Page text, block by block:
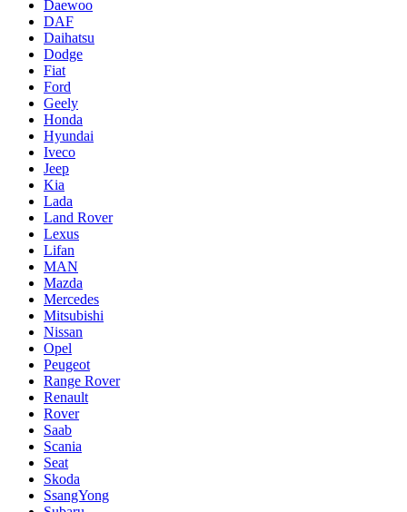
Daewoo
DAF
Daihatsu
Dodge
Fiat
Ford
Geely
Honda
Hyundai
Iveco
Jeep
Kia
Lada
Land Rover
Lexus
Lifan
MAN
Mazda
Mercedes
Mitsubishi
Nissan
Opel
Peugeot
Range Rover
Renault
Rover
Saab
Scania
Seat
Skoda
SsangYong